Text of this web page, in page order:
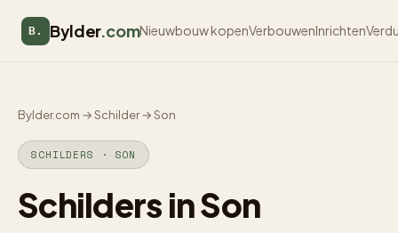
B. Bylder.comNieuwbouw kopenVerbouwenInrichten
Bylder.com →Schilder→Son
SCHILDERS · SON
Schilders in Son